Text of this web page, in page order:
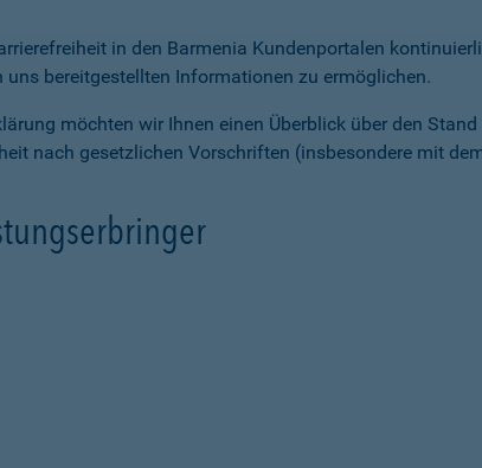
in den Barmenia Kundenportalen
bereitgestellten Informationen zu ermöglichen.
möchten wir Ihnen einen Überblick über den
nach gesetzlichen Vorschriften (insbesondere mit